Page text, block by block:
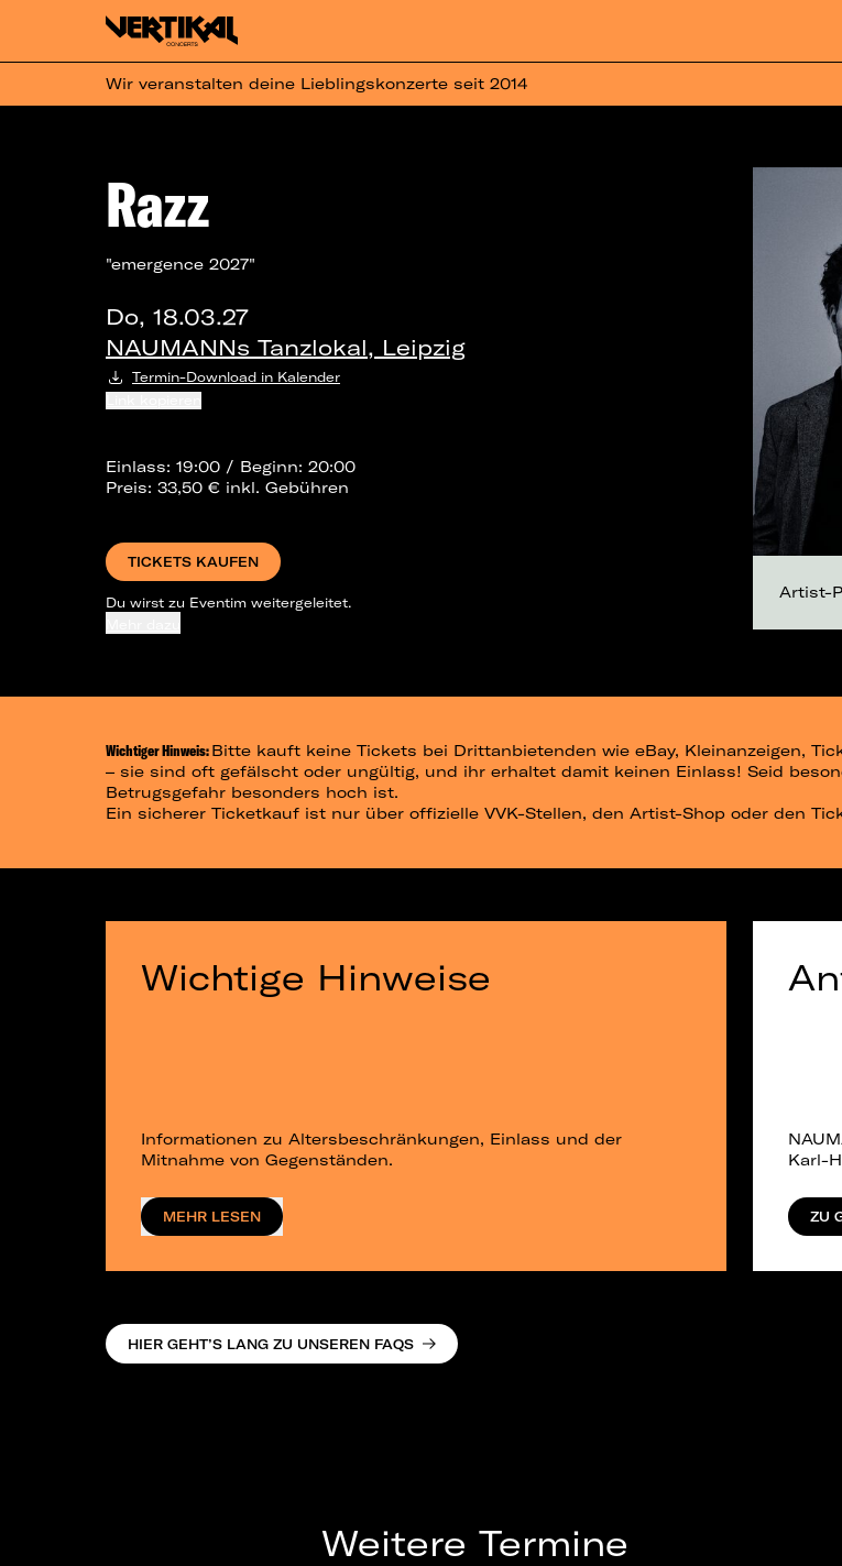
Wir veranstalten deine Lieblingskonzerte seit 2014
Razz
"emergence 2027"
Do, 18.03.27
NAUMANNs Tanzlokal, Leipzig
Termin-Download in Kalender
Einlass: 19:00 / Beginn: 20:00
Preis: 33,50 € inkl. Gebühren
TICKETS KAUFEN
Du wirst zu Eventim weitergeleitet.
Artist-
Wichtiger Hinweis:Bitte kauft keine Tickets bei Drittanbietenden wie eBay, Kleinanzeigen,
– sie sind oft gefälscht oder ungültig, und ihr erhaltet damit keinen Einlass! Seid
Betrugsgefahr besonders hoch ist.
Ein sicherer Ticketkauf ist nur über offizielle VVK-Stellen, den Artist-Shop oder den
Wichtige Hinweise
Informationen zu Altersbeschränkungen, Einlass und der
Mitnahme von Gegenständen.
MEHR LESEN
Karl-
ZU
HIER GEHT’S LANG ZU UNSEREN FAQS
Weitere Termine